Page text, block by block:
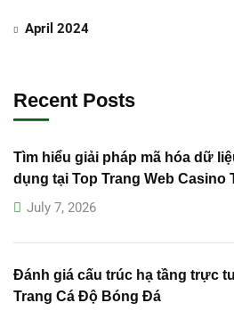
April 2024
Recent Posts
Tìm hiểu giải pháp mã hóa dữ
dụng tại Top Trang Web Casino
July 7, 2026
Đánh giá cấu trúc hạ tầng trực
Trang Cá Độ Bóng Đá